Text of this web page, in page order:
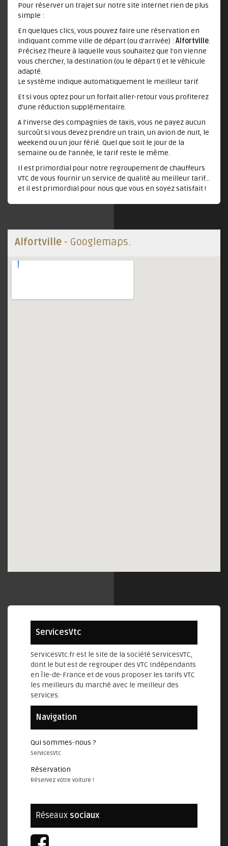
Pour réserver un trajet sur notre site internet rien de plus
simple :
En quelques clics, vous pouvez faire une réservation en
indiquant comme ville de départ (ou d'arrivée) : Alfortville.
Précisez l'heure à laquelle vous souhaitez que l'on vienne
vous chercher, la destination (ou le départ !) et le véhicule
adapté.
Le système indique automatiquement le meilleur tarif.
Et si vous optez pour un forfait aller-retour vous profiterez
d'une réduction supplémentaire.
A l’inverse des compagnies de taxis, vous ne payez aucun
surcoût si vous devez prendre un train, un avion de nuit, le
weekend ou un jour férié. Quel que soit le jour de la
semaine ou de l'année, le tarif reste le même.
Il est primordial pour notre regroupement de chauffeurs
VTC de vous fournir un service de qualité au meilleur tarif...
et il est primordial pour nous que vous en soyez satisfait !
Alfortville - Googlemaps.
ServicesVtc
ServicesVtc.fr est le site de la société ServicesVTC,
dont le but est de regrouper des VTC indépendants
en Île-de-France et de vous proposer les tarifs VTC
les meilleurs du marché avec le meilleur des
services.
Navigation
Qui sommes-nous ?
ServicesVtc
Réservation
Réservez votre voiture !
Réseaux sociaux